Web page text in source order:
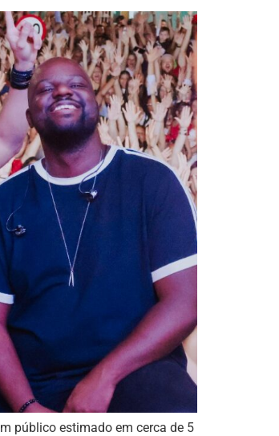
público estimado em cerca de 5